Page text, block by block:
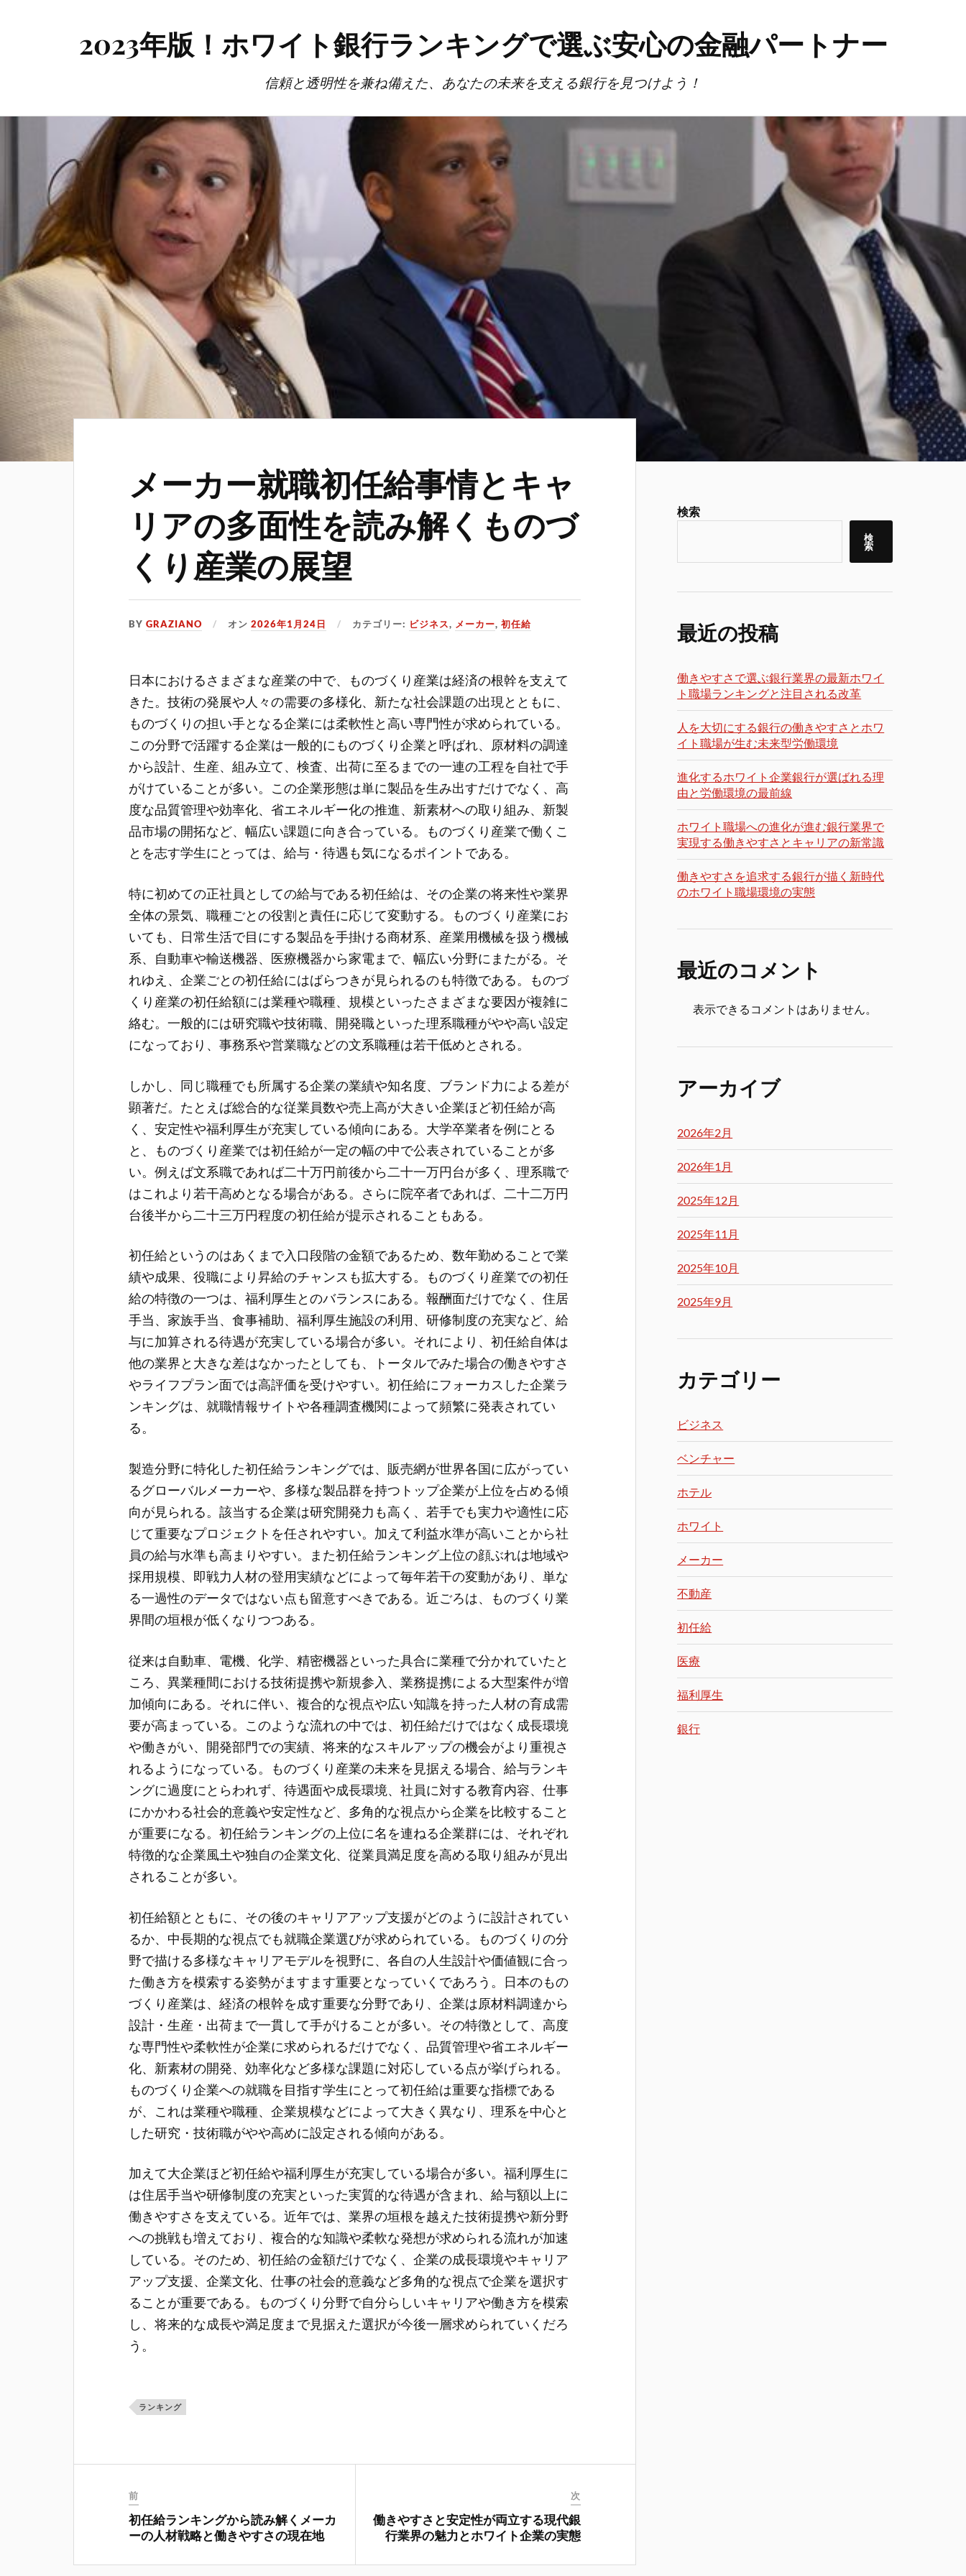
2023年版！ホワイト銀行ランキングで選ぶ安心の金融パートナー
信頼と透明性を兼ね備えた、あなたの未来を支える銀行を見つけよう！
メーカー就職初任給事情とキャ
リアの多面性を読み解くものづ
くり産業の展望
BYGRAZIANO オン2026年1月24日 カテゴリー: ビジネス, メーカー,初任給
日本におけるさまざまな産業の中で、ものづくり産業は経済の根幹を支えて
きた。技術の発展や人々の需要の多様化、新たな社会課題の出現とともに、
ものづくりの担い手となる企業には柔軟性と高い専門性が求められている。
この分野で活躍する企業は一般的にものづくり企業と呼ばれ、原材料の調達
から設計、生産、組み立て、検査、出荷に至るまでの一連の工程を自社で手
がけていることが多い。この企業形態は単に製品を生み出すだけでなく、高
度な品質管理や効率化、省エネルギー化の推進、新素材への取り組み、新製
品市場の開拓など、幅広い課題に向き合っている。ものづくり産業で働くこ
とを志す学生にとっては、給与・待遇も気になるポイントである。
特に初めての正社員としての給与である初任給は、その企業の将来性や業界
全体の景気、職種ごとの役割と責任に応じて変動する。ものづくり産業にお
いても、日常生活で目にする製品を手掛ける商材系、産業用機械を扱う機械
系、自動車や輸送機器、医療機器から家電まで、幅広い分野にまたがる。そ
れゆえ、企業ごとの初任給にはばらつきが見られるのも特徴である。ものづ
くり産業の初任給額には業種や職種、規模といったさまざまな要因が複雑に
絡む。一般的には研究職や技術職、開発職といった理系職種がやや高い設定
になっており、事務系や営業職などの文系職種は若干低めとされる。
しかし、同じ職種でも所属する企業の業績や知名度、ブランド力による差が
顕著だ。たとえば総合的な従業員数や売上高が大きい企業ほど初任給が高
く、安定性や福利厚生が充実している傾向にある。大学卒業者を例にとる
と、ものづくり産業では初任給が一定の幅の中で公表されていることが多
い。例えば文系職であれば二十万円前後から二十一万円台が多く、理系職で
はこれより若干高めとなる場合がある。さらに院卒者であれば、二十二万円
台後半から二十三万円程度の初任給が提示されることもある。
初任給というのはあくまで入口段階の金額であるため、数年勤めることで業
績や成果、役職により昇給のチャンスも拡大する。ものづくり産業での初任
給の特徴の一つは、福利厚生とのバランスにある。報酬面だけでなく、住居
手当、家族手当、食事補助、福利厚生施設の利用、研修制度の充実など、給
与に加算される待遇が充実している場合が多い。それにより、初任給自体は
他の業界と大きな差はなかったとしても、トータルでみた場合の働きやすさ
やライフプラン面では高評価を受けやすい。初任給にフォーカスした企業ラ
ンキングは、就職情報サイトや各種調査機関によって頻繁に発表されてい
る。
製造分野に特化した初任給ランキングでは、販売網が世界各国に広がってい
るグローバルメーカーや、多様な製品群を持つトップ企業が上位を占める傾
向が見られる。該当する企業は研究開発力も高く、若手でも実力や適性に応
じて重要なプロジェクトを任されやすい。加えて利益水準が高いことから社
員の給与水準も高まりやすい。また初任給ランキング上位の顔ぶれは地域や
採用規模、即戦力人材の登用実績などによって毎年若干の変動があり、単な
る一過性のデータではない点も留意すべきである。近ごろは、ものづくり業
界間の垣根が低くなりつつある。
従来は自動車、電機、化学、精密機器といった具合に業種で分かれていたと
ころ、異業種間における技術提携や新規参入、業務提携による大型案件が増
加傾向にある。それに伴い、複合的な視点や広い知識を持った人材の育成需
要が高まっている。このような流れの中では、初任給だけではなく成長環境
や働きがい、開発部門での実績、将来的なスキルアップの機会がより重視さ
れるようになっている。ものづくり産業の未来を見据える場合、給与ランキ
ングに過度にとらわれず、待遇面や成長環境、社員に対する教育内容、仕事
にかかわる社会的意義や安定性など、多角的な視点から企業を比較すること
が重要になる。初任給ランキングの上位に名を連ねる企業群には、それぞれ
特徴的な企業風土や独自の企業文化、従業員満足度を高める取り組みが見出
されることが多い。
初任給額とともに、その後のキャリアアップ支援がどのように設計されてい
るか、中長期的な視点でも就職企業選びが求められている。ものづくりの分
野で描ける多様なキャリアモデルを視野に、各自の人生設計や価値観に合っ
た働き方を模索する姿勢がますます重要となっていくであろう。日本のもの
づくり産業は、経済の根幹を成す重要な分野であり、企業は原材料調達から
設計・生産・出荷まで一貫して手がけることが多い。その特徴として、高度
な専門性や柔軟性が企業に求められるだけでなく、品質管理や省エネルギー
化、新素材の開発、効率化など多様な課題に対応している点が挙げられる。
ものづくり企業への就職を目指す学生にとって初任給は重要な指標である
が、これは業種や職種、企業規模などによって大きく異なり、理系を中心と
した研究・技術職がやや高めに設定される傾向がある。
加えて大企業ほど初任給や福利厚生が充実している場合が多い。福利厚生に
は住居手当や研修制度の充実といった実質的な待遇が含まれ、給与額以上に
働きやすさを支えている。近年では、業界の垣根を越えた技術提携や新分野
への挑戦も増えており、複合的な知識や柔軟な発想が求められる流れが加速
している。そのため、初任給の金額だけでなく、企業の成長環境やキャリア
アップ支援、企業文化、仕事の社会的意義など多角的な視点で企業を選択す
ることが重要である。ものづくり分野で自分らしいキャリアや働き方を模索
し、将来的な成長や満足度まで見据えた選択が今後一層求められていくだろ
う。
ランキング
前
初任給ランキングから読み解くメーカ
ーの人材戦略と働きやすさの現在地
次
働きやすさと安定性が両立する現代銀
行業界の魅力とホワイト企業の実態
検索
検
索
最近の投稿
働きやすさで選ぶ銀行業界の最新ホワイ
ト職場ランキングと注目される改革
人を大切にする銀行の働きやすさとホワ
イト職場が生む未来型労働環境
進化するホワイト企業銀行が選ばれる理
由と労働環境の最前線
ホワイト職場への進化が進む銀行業界で
実現する働きやすさとキャリアの新常識
働きやすさを追求する銀行が描く新時代
のホワイト職場環境の実態
最近のコメント
表示できるコメントはありません。
アーカイブ
2026年2月
2026年1月
2025年12月
2025年11月
2025年10月
2025年9月
カテゴリー
ビジネス
ベンチャー
ホテル
ホワイト
メーカー
不動産
初任給
医療
福利厚生
銀行